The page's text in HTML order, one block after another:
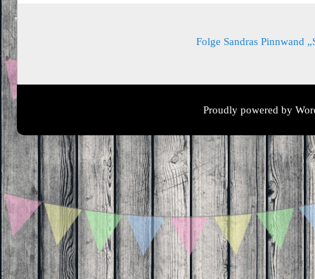
Folge Sandras Pinnwand
Proudly powered by